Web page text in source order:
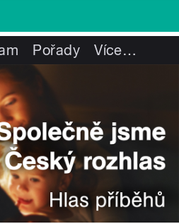
Pořady Více…